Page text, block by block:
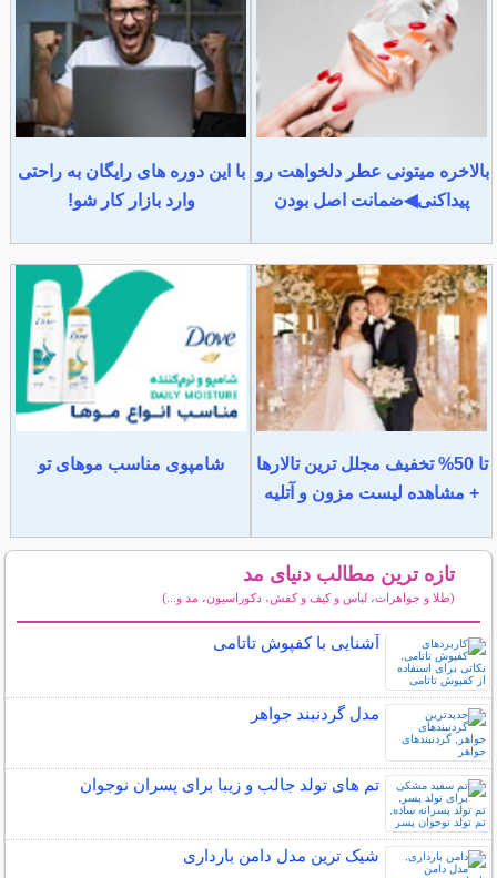
بالاخره میتونی عطر دلخواهت رو
پیداکنی◀ضمانت اصل بودن
با این دوره های رایگان به راحتی
وارد بازار کار شو!
تا 50% تخفیف مجلل ترین تالارها
+ مشاهده لیست مزون و آتلیه
شامپوی مناسب موهای تو
تازه ترین مطالب دنیای مد
(طلا و جواهرات، لباس و کیف و کفش، دکوراسیون، مد و...)
آشنایی با کفپوش تاتامی
مدل گردنبند جواهر
تم های تولد جالب و زیبا برای پسران نوجوان
شیک ترین مدل دامن بارداری